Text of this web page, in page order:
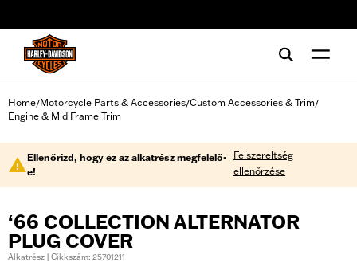
Home/Motorcycle Parts & Accessories/Custom Accessories & Trim/
Engine & Mid Frame Trim
Ellenőrizd, hogy ez az alkatrész megfelelő-
e!
Felszereltség
ellenőrzése
‘66 COLLECTION ALTERNATOR
PLUG COVER
Alkatrész | Cikkszám: 25701211